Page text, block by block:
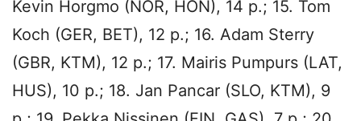
Kevin Horgmo (NOR, HON), 14 p.; 15. Tom
Koch (GER, BET), 12 p.; 16. Adam Sterry
(GBR, KTM), 12 p.; 17. Mairis Pumpurs (LAT,
HUS), 10 p.; 18. Jan Pancar (SLO, KTM), 9